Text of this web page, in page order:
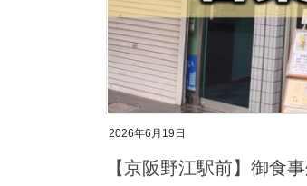
2026年6月19日
【京阪野江駅前】御食